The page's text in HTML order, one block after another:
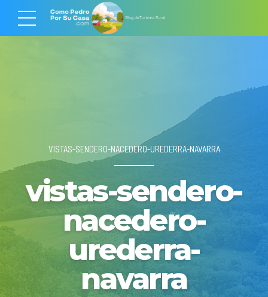
VISTAS-SENDERO-NACEDERO-UREDERRA-NAVARRA
vistas-sendero-
nacedero-
urederra-
navarra